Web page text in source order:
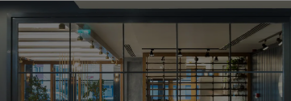
目的地
服务式公寓
机场酒店